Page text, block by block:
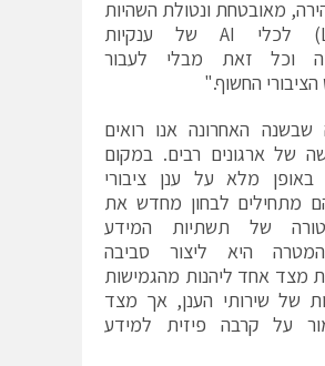
מאובטחת ונטולת השהיות
(Latency) לכלי AI של ענקיות
וכל זאת מבלי לעבור
החשוף."
שבשנה האחרונה אנו רואים
של ארגונים רבים. במקום
מלא על ענן ציבורי
מתחילים לבחון מחדש את
של תשתיות המידע
היא ליצור סביבה
מצד אחד ליהנות מהגמישות
של שירותי הענן, אך מצד
על קרבה פיזית למידע